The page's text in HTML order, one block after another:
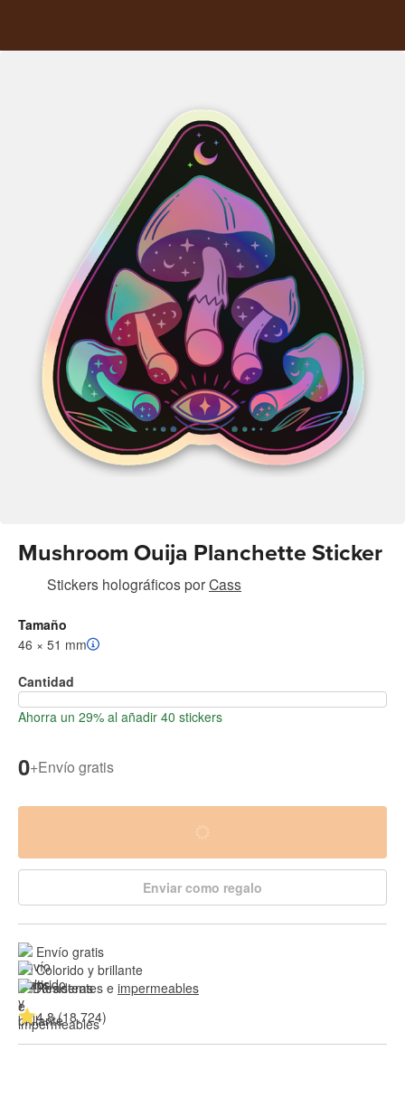
Mushroom Ouija Planchette Sticker
Stickers holográficosporCass
Tamaño
46 × 51 mm
Cantidad
Ahorra un 29% al añadir 40 stickers
0+Envío gratis
Enviar como regalo
Envío gratis
Colorido y brillante
Resistentes e impermeables
4.8 (18,724)